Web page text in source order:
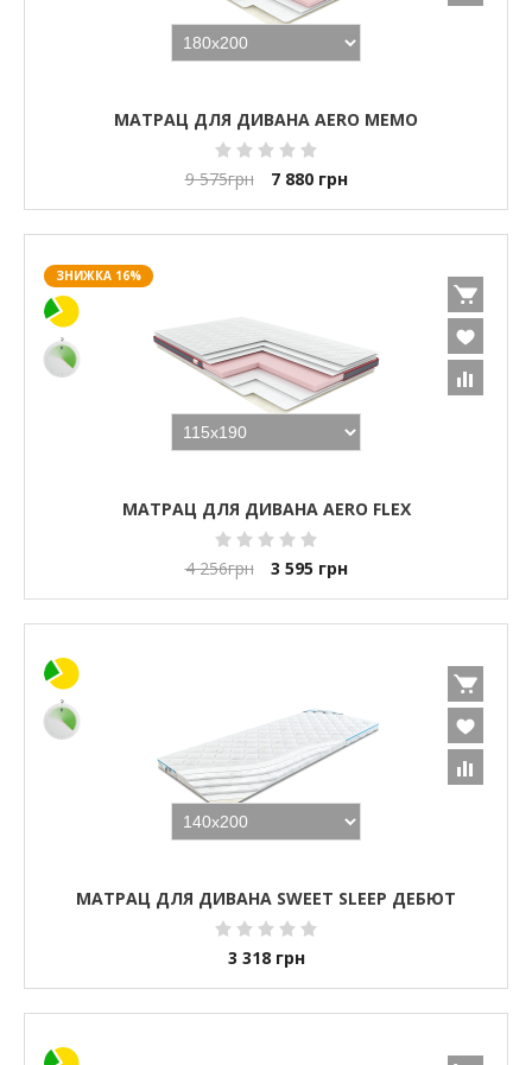
МАТРАЦ ДЛЯ ДИВАНА AERO MEMO
9 575грн 7 880 грн
ЗНИЖКА 16%
МАТРАЦ ДЛЯ ДИВАНА AERO FLEX
4 256грн 3 595 грн
МАТРАЦ ДЛЯ ДИВАНА SWEET SLEEP ДЕБЮТ
3 318 грн